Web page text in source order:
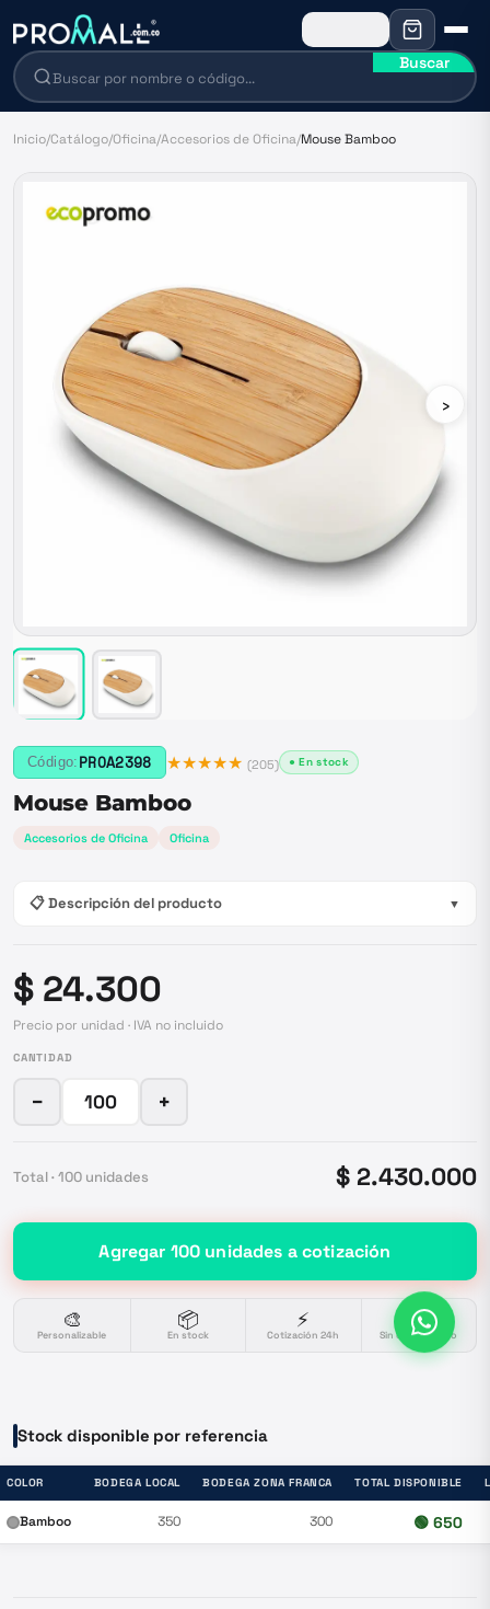
Buscar
Inicio/Catálogo/Oficina/Accesorios de Oficina/Mouse Bamboo
›
Código: PROA2398 ★★★★★ (205) ● En stock
Mouse Bamboo
Accesorios de Oficina Oficina
📋 Descripción del producto ▼
$ 24.300
Precio por unidad · IVA no incluido
CANTIDAD
− +
Total · 100 unidades $ 2.430.000
Agregar 100 unidades a cotización
🎨
Personalizable
📦
En stock
⚡
Cotización 24h
🔒
Sin compromiso
Stock disponible por referencia
COLOR BODEGA LOCAL BODEGA ZONA FRANCA TOTAL DISPONIBLE
Bamboo 350 300 🟢 650